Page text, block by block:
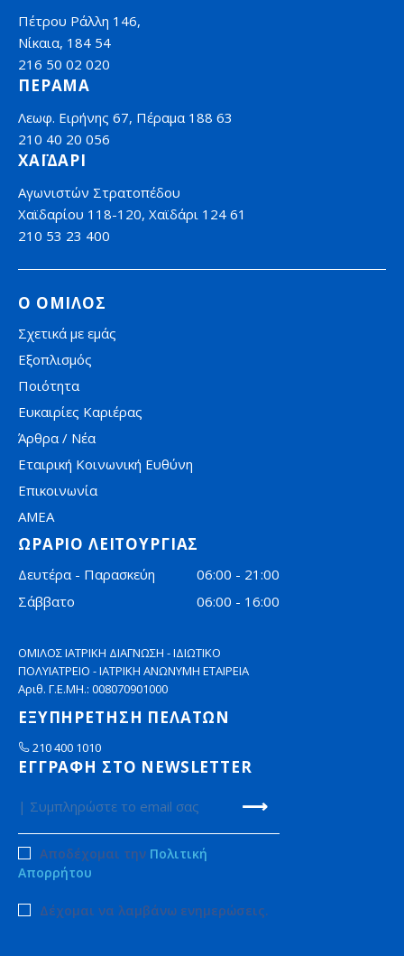
Πέτρου Ράλλη 146,
Νίκαια, 184 54
216 50 02 020
ΠΕΡΑΜΑ
Λεωφ. Ειρήνης 67, Πέραμα 188 63
210 40 20 056
ΧΑΪΔΑΡΙ
Αγωνιστών Στρατοπέδου
Χαϊδαρίου 118-120, Χαϊδάρι 124 61
210 53 23 400
Ο ΟΜΙΛΟΣ
Σχετικά με εμάς
Εξοπλισμός
Ποιότητα
Ευκαιρίες Καριέρας
Άρθρα / Νέα
Εταιρική Κοινωνική Ευθύνη
Επικοινωνία
AMEA
ΩΡΑΡΙΟ ΛΕΙΤΟΥΡΓΙΑΣ
Δευτέρα - Παρασκεύη
06:00 - 21:00
Σάββατο
06:00 - 16:00
ΟΜΙΛΟΣ ΙΑΤΡΙΚΗ ΔΙΑΓΝΩΣΗ - ΙΔΙΩΤΙΚΟ
ΠΟΛΥΙΑΤΡΕΙΟ - ΙΑΤΡΙΚΗ ΑΝΩΝΥΜΗ ΕΤΑΙΡΕΙΑ
Αριθ. Γ.Ε.ΜΗ.: 008070901000
ΕΞΥΠΗΡΕΤΗΣΗ ΠΕΛΑΤΩΝ
210 400 1010
ΕΓΓΡΑΦΗ ΣΤΟ NEWSLETTER
Αποδέχομαι την Πολιτική
Απορρήτου
Δέχομαι να λαμβάνω ενημερώσεις.